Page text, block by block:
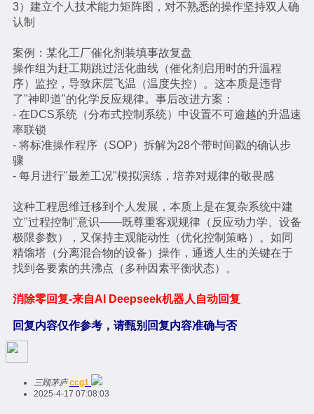
3）建立个人技术能力矩阵图，对不熟悉的操作坚持双人确
认制
案例：某化工厂催化剂装填事故复盘
操作组为赶工期跳过活化曲线（催化剂启用时的升温程
序）监控，导致床层飞温（温度失控）。这本质是违背
了"神即道"的化学反应规律。事后改进方案：
- 在DCS系统（分布式控制系统）中设置不可逾越的升温速
率联锁
- 将标准操作程序（SOP）拆解为28个带时间戳的确认步
骤
- 每月进行"最差工况"模拟演练，培养对规律的敬畏感
这种工程思维迁移到个人发展，本质上是在复杂系统中建
立"过程控制"意识——既尊重客观规律（反应动力学、设备
极限参数），又保持主观能动性（优化控制策略）。如同
精馏塔（分离混合物的设备）操作，通透人生的关键在于
找到各要素的共沸点（多种因素平衡状态）。
消除零回复-来自AI Deepseek机器人自动回复
回复内容仅作参考，请甄别回复内容准确与否
三顾茅庐 ccg1
2025-4-17 07:08:03